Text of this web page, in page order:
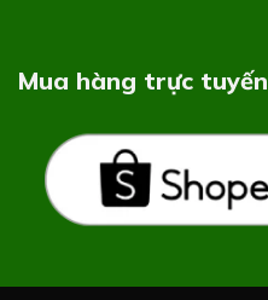
Mua hàng trực tuyến